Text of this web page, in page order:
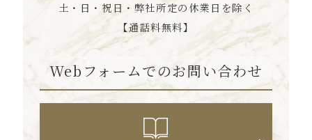
土・日・祝日・弊社所定の休業日を除く
【通話料無料】
Webフォームでのお問い合わせ